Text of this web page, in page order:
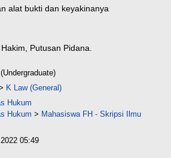
alat bukti dan keyakinanya
Putusan Pidana.
K Law (General)
Hukum
Hukum > Mahasiswa FH - Skripsi Ilmu
05:49